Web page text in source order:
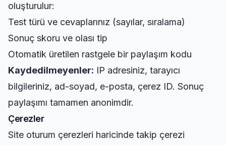
oluşturulur:
Test türü ve cevaplarınız (sayılar, sıralama)
Sonuç skoru ve olası tip
Otomatik üretilen rastgele bir paylaşım kodu
Kaydedilmeyenler: IP adresiniz, tarayıcı
bilgileriniz, ad-soyad, e-posta, çerez ID. Sonuç
paylaşımı tamamen anonimdir.
Çerezler
Site oturum çerezleri haricinde takip çerezi